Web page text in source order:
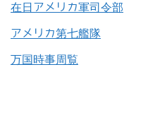
在日アメリカ軍司令部
アメリカ第七艦隊
万国時事周覧